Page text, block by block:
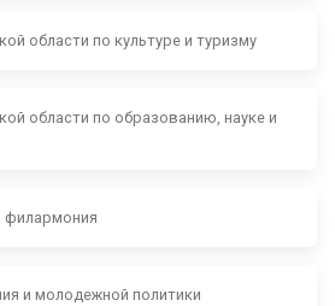
области по культуре и туризму
области по образованию, науке и
филармония
и молодежной политики